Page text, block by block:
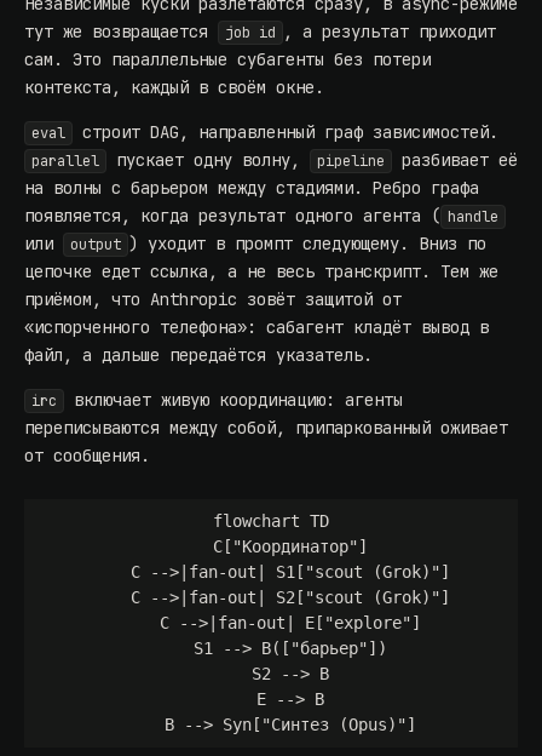
тут же возвращается
job id
, а результат приходит
сам. Это параллельные субагенты без потери
контекста , каждый в своём окне.
eval строит DAG, направленный граф зависимостей.
parallel пускает одну волну, pipeline
разбивает её
на волны с барьером между стадиями. Ребро графа
появляется, когда результат одного агента ( handle
или output ) уходит в промпт следующему. Вниз по
цепочке едет ссылка, а не весь транскрипт. Тем же
приёмом, что Anthropic зовёт защитой от
«испорченного телефона»: сабагент кладёт вывод в
файл, а дальше передаётся указатель.
irc
включает живую координацию: агенты
переписываются между собой, припаркованный оживает
от сообщения.
flowchart TD
    C["Координатор"]
    C -->|fan-out| S1["scout (Grok)"]
    C -->|fan-out| S2["scout (Grok)"]
    C -->|fan-out| E["explore"]
    S1 --> B(["барьер"])
    S2 --> B
    E --> B